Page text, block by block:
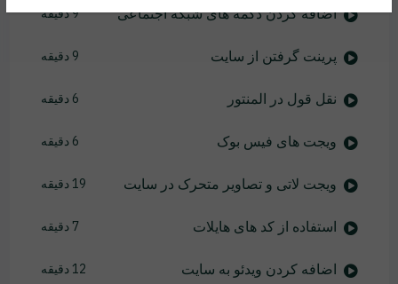
اضافه کردن دکمه های شبکه اجتماعی 9 دقیقه
پرینت گرفتن از سایت 9 دقیقه
نقل قول در المنتور 6 دقیقه
ویجت های فیس بوک 6 دقیقه
ویجت لاتی و تصاویر متحرک در سایت 19 دقیقه
استفاده از کد های هایلات 7 دقیقه
اضافه کردن ویدئو به سایت 12 دقیقه